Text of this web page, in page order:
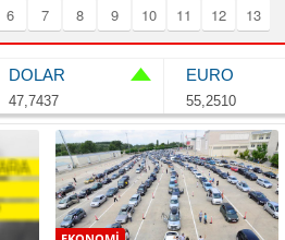
6 7 8 9 10 11 12 13
DOLAR
47,7437
EURO
55,2510